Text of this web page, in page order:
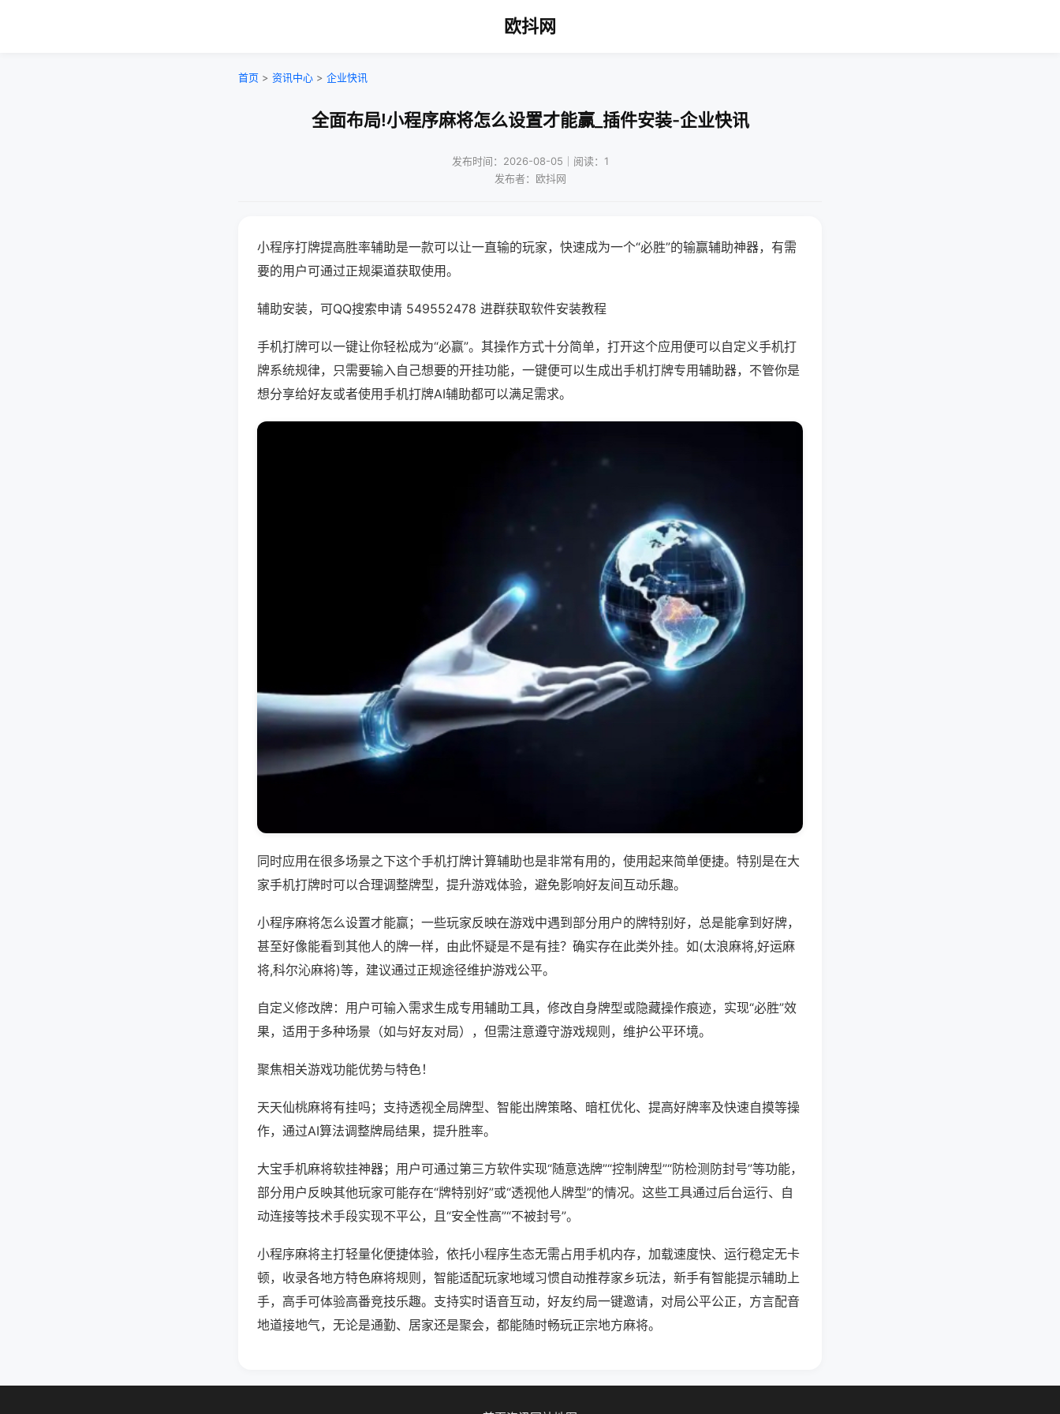
欧抖网
首页 > 资讯中心 > 企业快讯
全面布局!小程序麻将怎么设置才能赢_插件安装-企业快讯
发布时间：2026-08-05｜阅读：1
发布者：欧抖网
小程序打牌提高胜率辅助是一款可以让一直输的玩家，快速成为一个“必胜”的输赢辅助神器，有需
要的用户可通过正规渠道获取使用。
辅助安装，可QQ搜索申请 549552478 进群获取软件安装教程
手机打牌可以一键让你轻松成为“必赢”。其操作方式十分简单，打开这个应用便可以自定义手机打
牌系统规律，只需要输入自己想要的开挂功能，一键便可以生成出手机打牌专用辅助器，不管你是
想分享给好友或者使用手机打牌AI辅助都可以满足需求。
同时应用在很多场景之下这个手机打牌计算辅助也是非常有用的，使用起来简单便捷。特别是在大
家手机打牌时可以合理调整牌型，提升游戏体验，避免影响好友间互动乐趣。
小程序麻将怎么设置才能赢；一些玩家反映在游戏中遇到部分用户的牌特别好，总是能拿到好牌，
甚至好像能看到其他人的牌一样，由此怀疑是不是有挂？确实存在此类外挂。如(太浪麻将,好运麻
将,科尔沁麻将)等，建议通过正规途径维护游戏公平。
自定义修改牌：用户可输入需求生成专用辅助工具，修改自身牌型或隐藏操作痕迹，实现“必胜”效
果，适用于多种场景（如与好友对局），但需注意遵守游戏规则，维护公平环境。
聚焦相关游戏功能优势与特色！
天天仙桃麻将有挂吗；支持透视全局牌型、智能出牌策略、暗杠优化、提高好牌率及快速自摸等操
作，通过AI算法调整牌局结果，提升胜率。
大宝手机麻将软挂神器；用户可通过第三方软件实现“随意选牌”“控制牌型”“防检测防封号”等功能，
部分用户反映其他玩家可能存在“牌特别好”或“透视他人牌型”的情况。这些工具通过后台运行、自
动连接等技术手段实现不平公，且“安全性高”“不被封号”。
小程序麻将主打轻量化便捷体验，依托小程序生态无需占用手机内存，加载速度快、运行稳定无卡
顿，收录各地方特色麻将规则，智能适配玩家地域习惯自动推荐家乡玩法，新手有智能提示辅助上
手，高手可体验高番竞技乐趣。支持实时语音互动，好友约局一键邀请，对局公平公正，方言配音
地道接地气，无论是通勤、居家还是聚会，都能随时畅玩正宗地方麻将。